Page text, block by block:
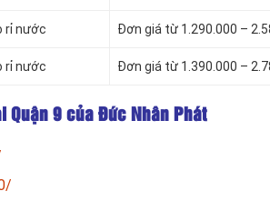
rỉ nước Đơn giá từ 1.290.000 –
rỉ nước Đơn giá từ 1.390.000 –
9 của Đức Nhân Phát